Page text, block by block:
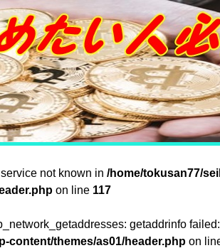
not known in /home/tokusan77/
on line 117
getaddrinfo
content/themes/as01/header.php on